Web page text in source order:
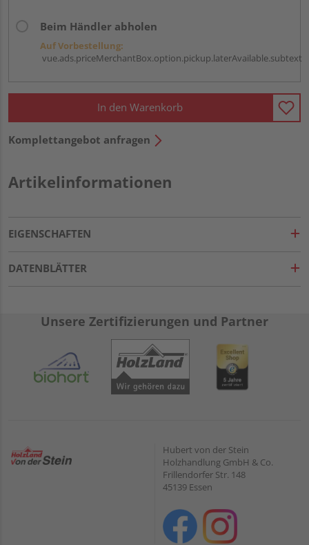
Beim Händler abholen
Auf Vorbestellung:
vue.ads.priceMerchantBox.option.pickup.laterAvailable.subtext
In den Warenkorb
Komplettangebot anfragen
Artikelinformationen
EIGENSCHAFTEN
DATENBLÄTTER
Unsere Zertifizierungen und Partner
Hubert von der Stein
Holzhandlung GmbH & Co.
Frillendorfer Str. 148
45139 Essen